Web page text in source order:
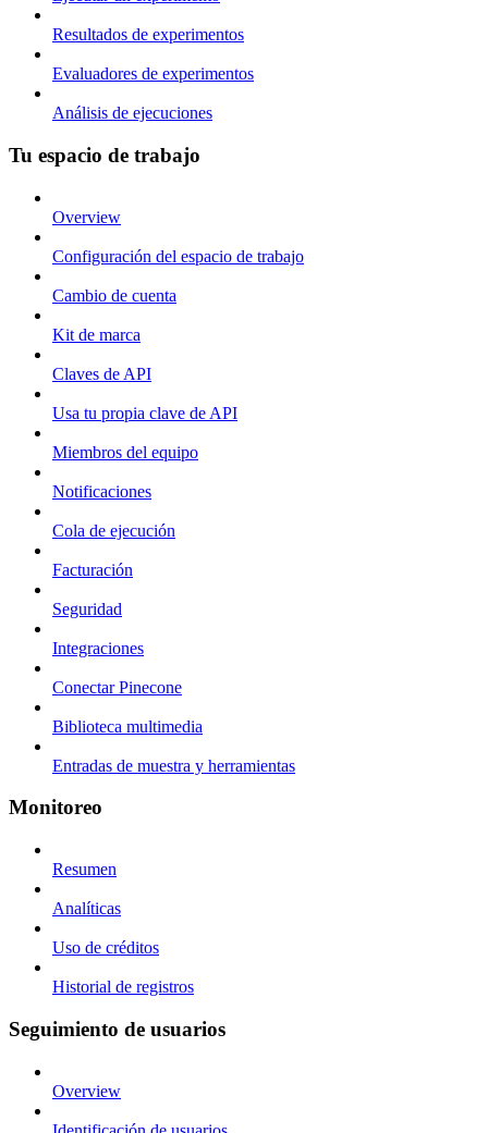
Resultados de experimentos
Evaluadores de experimentos
Análisis de ejecuciones
Tu espacio de trabajo
Overview
Configuración del espacio de trabajo
Cambio de cuenta
Kit de marca
Claves de API
Usa tu propia clave de API
Miembros del equipo
Notificaciones
Cola de ejecución
Facturación
Seguridad
Integraciones
Conectar Pinecone
Biblioteca multimedia
Entradas de muestra y herramientas
Monitoreo
Resumen
Analíticas
Uso de créditos
Historial de registros
Seguimiento de usuarios
Overview